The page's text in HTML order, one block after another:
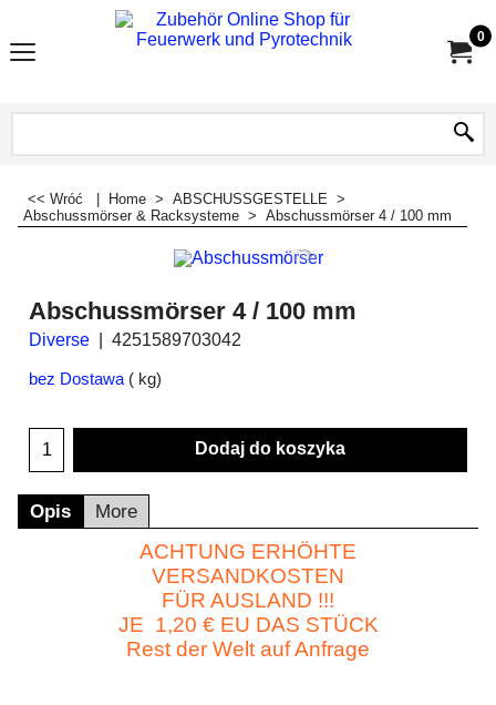
0
<< Wróć Home > ABSCHUSSGESTELLE >
Abschussmörser & Racksysteme > Abschussmörser 4 / 100 mm
Abschussmörser 4 / 100 mm
Diverse 4251589703042
bez Dostawa kg
Dodaj do koszyka
Opis More
ACHTUNG ERHÖHTE
VERSANDKOSTEN
FÜR AUSLAND !!!
JE 1,20 € EU DAS STÜCK
Rest der Welt auf Anfrage